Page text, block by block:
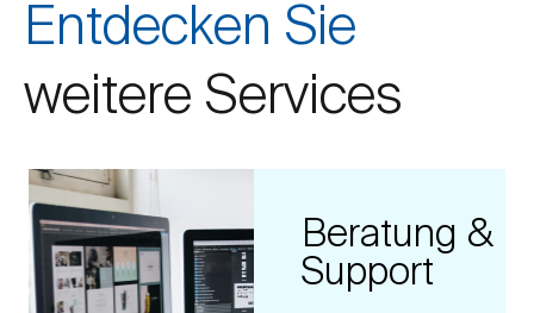
Entdecken Sie
weitere Services
Beratung &
Support